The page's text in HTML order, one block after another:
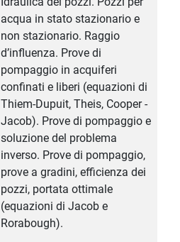
acqua in stato stazionario e
non stazionario. Raggio
d’influenza. Prove di
pompaggio in acquiferi
confinati e liberi (equazioni di
Thiem-Dupuit, Theis, Cooper -
Jacob). Prove di pompaggio e
soluzione del problema
inverso. Prove di pompaggio,
prove a gradini, efficienza dei
pozzi, portata ottimale
(equazioni di Jacob e
Rorabough).